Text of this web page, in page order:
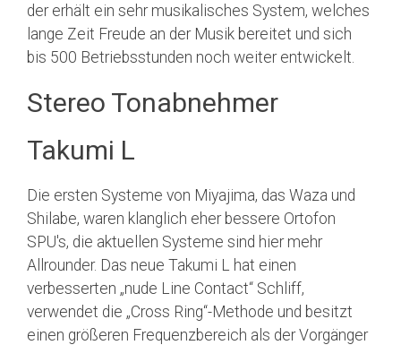
der erhält ein sehr musikalisches System, welches
lange Zeit Freude an der Musik bereitet und sich
bis 500 Betriebsstunden noch weiter entwickelt.
Stereo Tonabnehmer
Takumi L
Die ersten Systeme von Miyajima, das Waza und
Shilabe, waren klanglich eher bessere Ortofon
SPU's, die aktuellen Systeme sind hier mehr
Allrounder. Das neue Takumi L hat einen
verbesserten „nude Line Contact“ Schliff,
verwendet die „Cross Ring“-Methode und besitzt
einen größeren Frequenzbereich als der Vorgänger